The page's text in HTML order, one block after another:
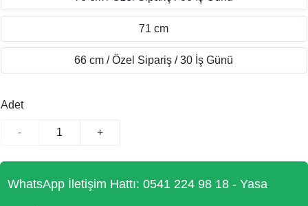
71 cm
66 cm / Özel Sipariş / 30 İş Günü
Adet
- +
WhatsApp İletişim Hattı: 0541 224 98 18 - Yasa